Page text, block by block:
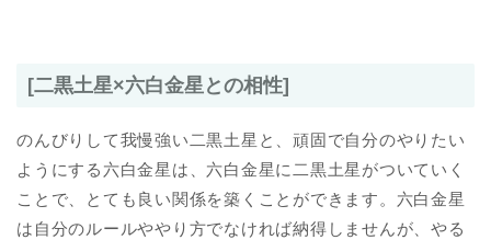
[二黒土星×六白金星との相性]
のんびりして我慢強い二黒土星と、頑固で自分のやりたい
ようにする六白金星は、六白金星に二黒土星がついていく
ことで、とても良い関係を築くことができます。六白金星
は自分のルールややり方でなければ納得しませんが、やる